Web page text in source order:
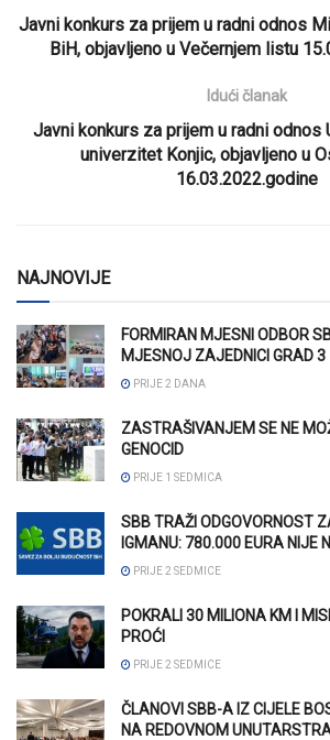
Javni konkurs za prijem u radni odnos
BiH, objavljeno u Večernjem listu
Idući članak
Javni konkurs za prijem u radni odnos
univerzitet Konjic, objavljeno u
16.03.2022.godine
NAJNOVIJE
FORMIRAN MJESNI ODBOR
MJESNOJ ZAJEDNICI GRAD 3
PRIJE 2 DANA
ZASTRAŠIVANJEM SE NE
GENOCID
PRIJE 1 SEDMICA
SBB TRAŽI ODGOVORNOST
IGMANU: 780.000 EURA NIJE
PRIJE 2 SEDMICE
POKRALI 30 MILIONA KM I
PROĆI
PRIJE 2 SEDMICE
ČLANOVI SBB-A IZ CIJELE
NA REDOVNOM